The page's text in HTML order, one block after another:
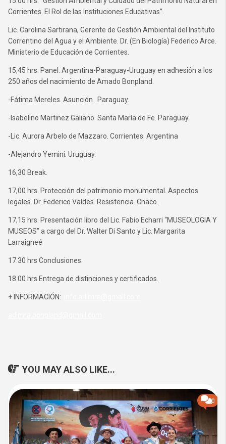
Corrientes. El Rol de las Instituciones Educativas”.
Lic. Carolina Sartirana, Gerente de Gestión Ambiental del Instituto
Correntino del Agua y el Ambiente. Dr. (En Biología) Federico Arce.
Ministerio de Educación de Corrientes.
15,45 hrs. Panel. Argentina-Paraguay-Uruguay en adhesión a los
250 años del nacimiento de Amado Bonpland.
-Fátima Mereles. Asunción . Paraguay.
-Isabelino Martinez Galiano. Santa María de Fe. Paraguay.
-Lic. Aurora Arbelo de Mazzaro. Corrientes. Argentina
-Alejandro Yemini. Uruguay.
16,30 Break.
17,00 hrs. Protección del patrimonio monumental. Aspectos
legales. Dr. Federico Valdes. Resistencia. Chaco.
17,15 hrs. Presentación libro del Lic. Fabio Echarri “MUSEOLOGIA Y
MUSEOS” a cargo del Dr. Walter Di Santo y Lic. Margarita
Larraigneé
17.30 hrs Conclusiones.
18.00 hrs Entrega de distinciones y certificados.
+ INFORMACIÓN:
YOU MAY ALSO LIKE...
0